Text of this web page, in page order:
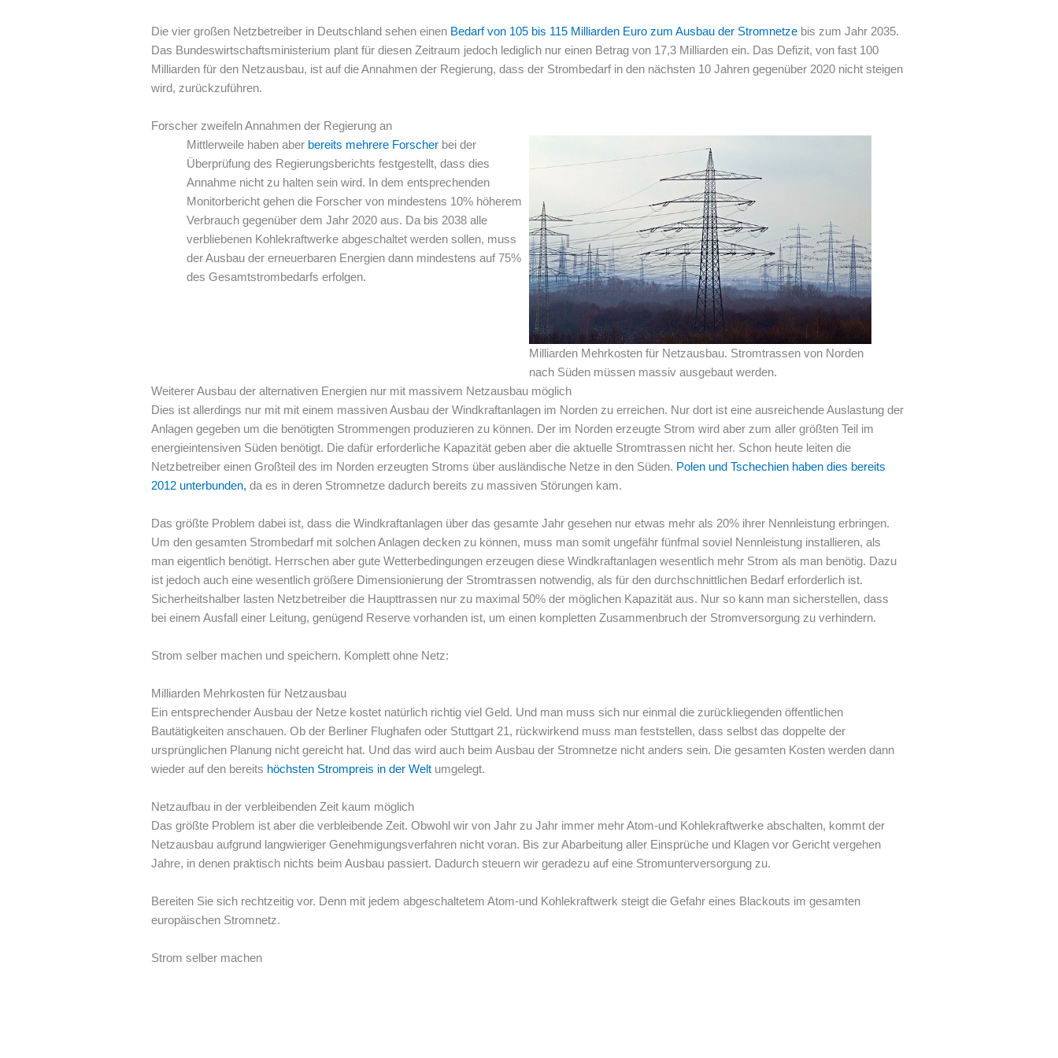
Die vier großen Netzbetreiber in Deutschland sehen einen Bedarf von 105 bis 115 Milliarden Euro zum Ausbau der Stromnetze bis zum Jahr 2035.
Das Bundeswirtschaftsministerium plant für diesen Zeitraum jedoch lediglich nur einen Betrag von 17,3 Milliarden ein. Das Defizit, von fast 100
Milliarden für den Netzausbau, ist auf die Annahmen der Regierung, dass der Strombedarf in den nächsten 10 Jahren gegenüber 2020 nicht steigen
wird, zurückzuführen.
Forscher zweifeln Annahmen der Regierung an
Mittlerweile haben aber bereits mehrere Forscher bei der
Überprüfung des Regierungsberichts festgestellt, dass dies
Annahme nicht zu halten sein wird. In dem entsprechenden
Monitorbericht gehen die Forscher von mindestens 10% höherem
Verbrauch gegenüber dem Jahr 2020 aus. Da bis 2038 alle
verbliebenen Kohlekraftwerke abgeschaltet werden sollen, muss
der Ausbau der erneuerbaren Energien dann mindestens auf 75%
des Gesamtstrombedarfs erfolgen.
Milliarden Mehrkosten für Netzausbau. Stromtrassen von Norden
nach Süden müssen massiv ausgebaut werden.
Weiterer Ausbau der alternativen Energien nur mit massivem Netzausbau möglich
Dies ist allerdings nur mit mit einem massiven Ausbau der Windkraftanlagen im Norden zu erreichen. Nur dort ist eine ausreichende Auslastung der
Anlagen gegeben um die benötigten Strommengen produzieren zu können. Der im Norden erzeugte Strom wird aber zum aller größten Teil im
energieintensiven Süden benötigt. Die dafür erforderliche Kapazität geben aber die aktuelle Stromtrassen nicht her. Schon heute leiten die
Netzbetreiber einen Großteil des im Norden erzeugten Stroms über ausländische Netze in den Süden. Polen und Tschechien haben dies bereits
2012 unterbunden, da es in deren Stromnetze dadurch bereits zu massiven Störungen kam.
Das größte Problem dabei ist, dass die Windkraftanlagen über das gesamte Jahr gesehen nur etwas mehr als 20% ihrer Nennleistung erbringen.
Um den gesamten Strombedarf mit solchen Anlagen decken zu können, muss man somit ungefähr fünfmal soviel Nennleistung installieren, als
man eigentlich benötigt. Herrschen aber gute Wetterbedingungen erzeugen diese Windkraftanlagen wesentlich mehr Strom als man benötig. Dazu
ist jedoch auch eine wesentlich größere Dimensionierung der Stromtrassen notwendig, als für den durchschnittlichen Bedarf erforderlich ist.
Sicherheitshalber lasten Netzbetreiber die Haupttrassen nur zu maximal 50% der möglichen Kapazität aus. Nur so kann man sicherstellen, dass
bei einem Ausfall einer Leitung, genügend Reserve vorhanden ist, um einen kompletten Zusammenbruch der Stromversorgung zu verhindern.
Strom selber machen und speichern. Komplett ohne Netz:
Milliarden Mehrkosten für Netzausbau
Ein entsprechender Ausbau der Netze kostet natürlich richtig viel Geld. Und man muss sich nur einmal die zurückliegenden öffentlichen
Bautätigkeiten anschauen. Ob der Berliner Flughafen oder Stuttgart 21, rückwirkend muss man feststellen, dass selbst das doppelte der
ursprünglichen Planung nicht gereicht hat. Und das wird auch beim Ausbau der Stromnetze nicht anders sein. Die gesamten Kosten werden dann
wieder auf den bereits höchsten Strompreis in der Welt umgelegt.
Netzaufbau in der verbleibenden Zeit kaum möglich
Das größte Problem ist aber die verbleibende Zeit. Obwohl wir von Jahr zu Jahr immer mehr Atom-und Kohlekraftwerke abschalten, kommt der
Netzausbau aufgrund langwieriger Genehmigungsverfahren nicht voran. Bis zur Abarbeitung aller Einsprüche und Klagen vor Gericht vergehen
Jahre, in denen praktisch nichts beim Ausbau passiert. Dadurch steuern wir geradezu auf eine Stromunterversorgung zu.
Bereiten Sie sich rechtzeitig vor. Denn mit jedem abgeschaltetem Atom-und Kohlekraftwerk steigt die Gefahr eines Blackouts im gesamten
europäischen Stromnetz.
Strom selber machen